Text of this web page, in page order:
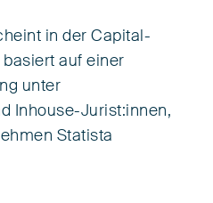
in der Capital-
auf einer
unter
Inhouse-Jurist:innen,
Statista